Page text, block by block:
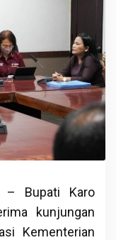
– Bupati Karo
kunjungan
Kementerian